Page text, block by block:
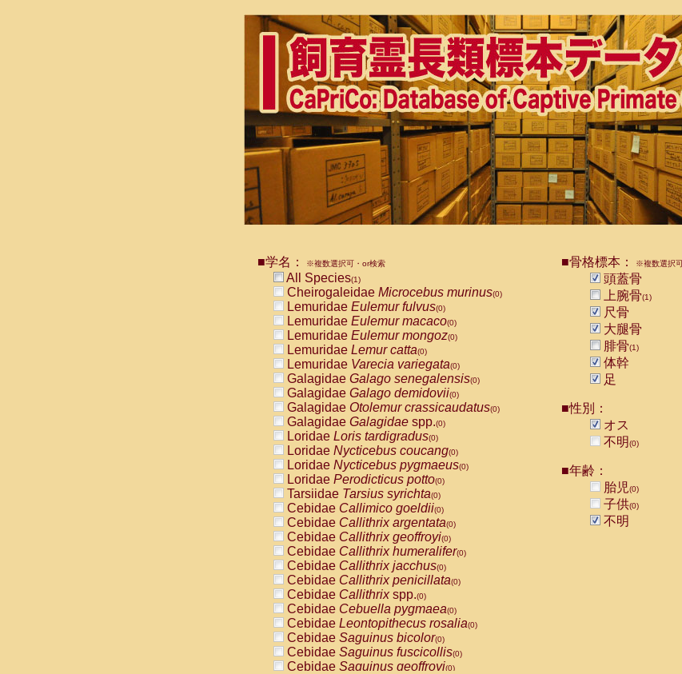
■学名： ※複数選択可・or検索
All Species(1)
Cheirogaleidae Microcebus murinus(0)
Lemuridae Eulemur fulvus(0)
Lemuridae Eulemur macaco(0)
Lemuridae Eulemur mongoz(0)
Lemuridae Lemur catta(0)
Lemuridae Varecia variegata(0)
Galagidae Galago senegalensis(0)
Galagidae Galago demidovii(0)
Galagidae Otolemur crassicaudatus(0)
Galagidae Galagidae spp.(0)
Loridae Loris tardigradus(0)
Loridae Nycticebus coucang(0)
Loridae Nycticebus pygmaeus(0)
Loridae Perodicticus potto(0)
Tarsiidae Tarsius syrichta(0)
Cebidae Callimico goeldii(0)
Cebidae Callithrix argentata(0)
Cebidae Callithrix geoffroyi(0)
Cebidae Callithrix humeralifer(0)
Cebidae Callithrix jacchus(0)
Cebidae Callithrix penicillata(0)
Cebidae Callithrixspp.(0)
Cebidae Cebuella pygmaea(0)
Cebidae Leontopithecus rosalia(0)
Cebidae Saguinus bicolor(0)
Cebidae Saguinus fuscicollis(0)
Cebidae Saguinus geoffroyi(0)
■骨格標本： ※複数選択
頭蓋骨
上腕骨(1)
尺骨
大腿骨
腓骨(1)
体幹
足
■性別：
オス
不明(0)
■年齢：
胎児(0)
子供(0)
不明